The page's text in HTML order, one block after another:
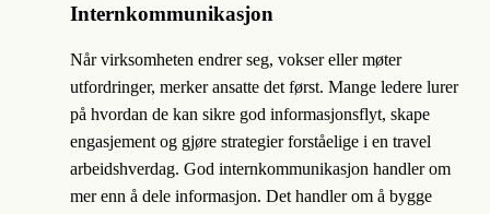
Internkommunikasjon
Når virksomheten endrer seg, vokser eller møter
utfordringer, merker ansatte det først. Mange ledere lurer
på hvordan de kan sikre god informasjonsflyt, skape
engasjement og gjøre strategier forståelige i en travel
arbeidshverdag. God internkommunikasjon handler om
mer enn å dele informasjon. Det handler om å bygge